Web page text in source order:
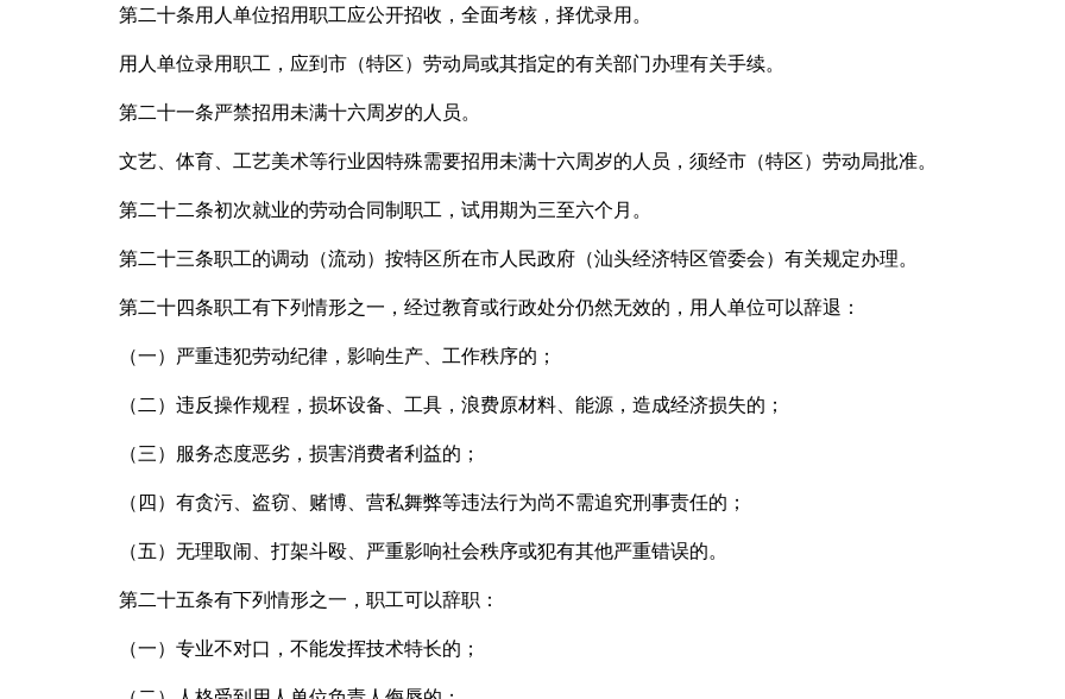
第二十条用人单位招用职工应公开招收，全面考核，择优录用。
用人单位录用职工，应到市（特区）劳动局或其指定的有关部门办理有关手续。
第二十一条严禁招用未满十六周岁的人员。
文艺、体育、工艺美术等行业因特殊需要招用未满十六周岁的人员，须经市（特区）劳动局批准。
第二十二条初次就业的劳动合同制职工，试用期为三至六个月。
第二十三条职工的调动（流动）按特区所在市人民政府（汕头经济特区管委会）有关规定办理。
第二十四条职工有下列情形之一，经过教育或行政处分仍然无效的，用人单位可以辞退：
（一）严重违犯劳动纪律，影响生产、工作秩序的；
（二）违反操作规程，损坏设备、工具，浪费原材料、能源，造成经济损失的；
（三）服务态度恶劣，损害消费者利益的；
（四）有贪污、盗窃、赌博、营私舞弊等违法行为尚不需追究刑事责任的；
（五）无理取闹、打架斗殴、严重影响社会秩序或犯有其他严重错误的。
第二十五条有下列情形之一，职工可以辞职：
（一）专业不对口，不能发挥技术特长的；